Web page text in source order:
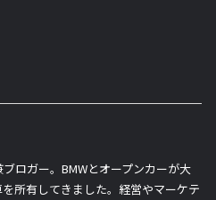
ロガー。BMWとオープンカーが大
所有してきました。経営やマーケテ